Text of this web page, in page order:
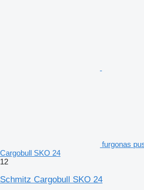
furgonas
Cargobull SKO 24
12
Schmitz Cargobull SKO 24